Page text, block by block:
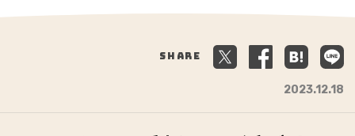
2023.12.18
Share